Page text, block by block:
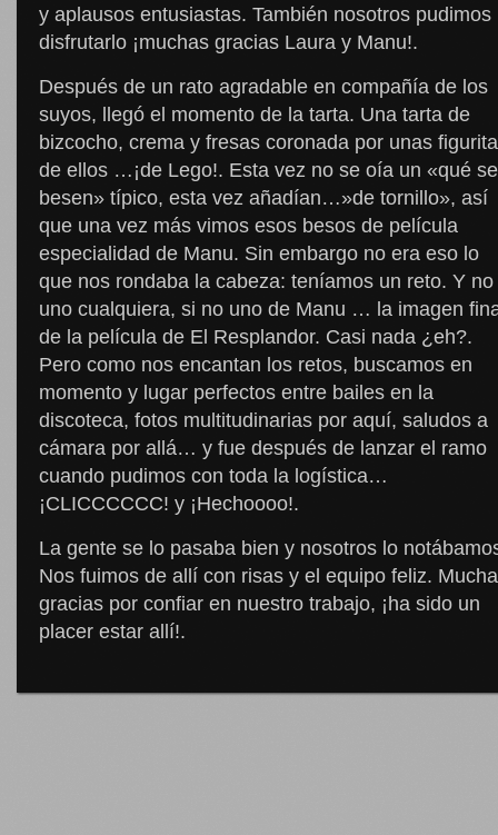
y aplausos entusiastas. También nosotros pudimos
disfrutarlo ¡muchas gracias Laura y Manu!.
Después de un rato agradable en compañía de los
suyos, llegó el momento de la tarta. Una tarta de
bizcocho, crema y fresas coronada por unas
de ellos …¡de Lego!. Esta vez no se oía un «qué se
besen» típico, esta vez añadían…»de tornillo», así
que una vez más vimos esos besos de película
especialidad de Manu. Sin embargo no era eso lo
que nos rondaba la cabeza: teníamos un reto. Y no
uno cualquiera, si no uno de Manu … la imagen
de la película de El Resplandor. Casi nada ¿eh?.
Pero como nos encantan los retos, buscamos en
momento y lugar perfectos entre bailes en la
discoteca, fotos multitudinarias por aquí, saludos a
cámara por allá… y fue después de lanzar el ramo
cuando pudimos con toda la logística…
¡CLICCCCCC! y ¡Hechoooo!.
La gente se lo pasaba bien y nosotros lo
Nos fuimos de allí con risas y el equipo feliz.
gracias por confiar en nuestro trabajo, ¡ha sido un
placer estar allí!.